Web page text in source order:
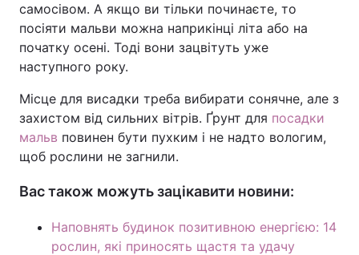
самосівом. А якщо ви тільки починаєте, то
посіяти мальви можна наприкінці літа або на
початку осені. Тоді вони зацвітуть уже
наступного року.
Місце для висадки треба вибирати сонячне, але з
захистом від сильних вітрів. Ґрунт для посадки
мальв повинен бути пухким і не надто вологим,
щоб рослини не загнили.
Вас також можуть зацікавити новини:
Наповнять будинок позитивною енергією: 14
рослин, які приносять щастя та удачу